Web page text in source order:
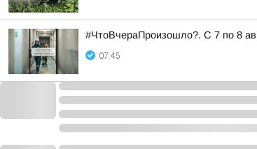
#ЧтоВчераПроизошло?. С 7 по 8
07:45